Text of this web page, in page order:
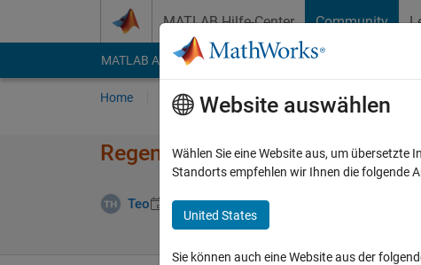
MATLAB Hilfe-Center Community
MATLAB Answers File Exchange Cody
Home Fragen Antworten Durchsuchen
Regenerating training verbose
Teo 10 Dez. 2021 1 Antwort
Website auswählen
Wählen Sie eine Website aus, um
Standorts empfehlen wir Ihnen die folgende
United States
Sie können auch eine Website aus der